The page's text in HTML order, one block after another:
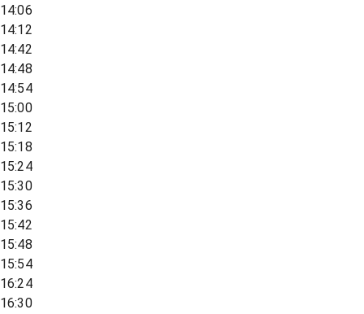
14:06
14:12
14:42
14:48
14:54
15:00
15:12
15:18
15:24
15:30
15:36
15:42
15:48
15:54
16:24
16:30